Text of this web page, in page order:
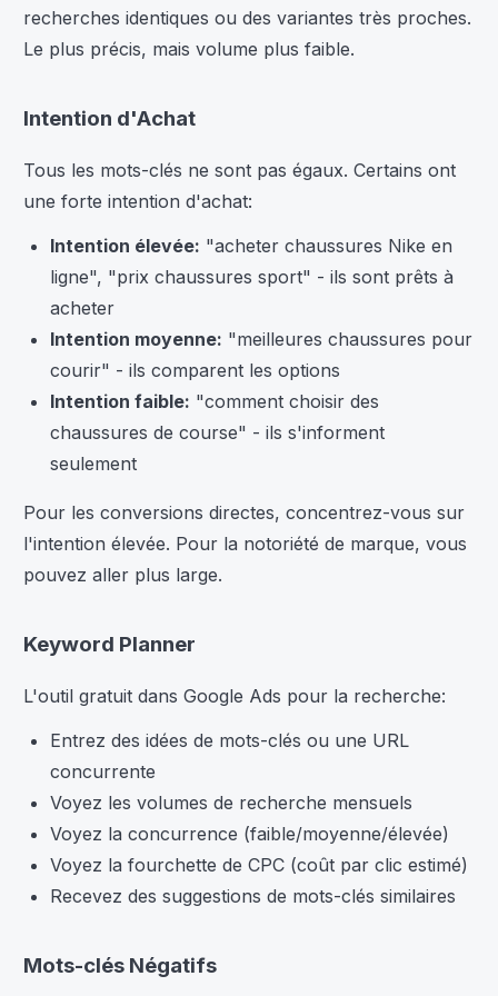
recherches identiques ou des variantes très proches.
Le plus précis, mais volume plus faible.
Intention d'Achat
Tous les mots-clés ne sont pas égaux. Certains ont
une forte intention d'achat:
Intention élevée: "acheter chaussures Nike en
ligne", "prix chaussures sport" - ils sont prêts à
acheter
Intention moyenne: "meilleures chaussures pour
courir" - ils comparent les options
Intention faible: "comment choisir des
chaussures de course" - ils s'informent
seulement
Pour les conversions directes, concentrez-vous sur
l'intention élevée. Pour la notoriété de marque, vous
pouvez aller plus large.
Keyword Planner
L'outil gratuit dans Google Ads pour la recherche:
Entrez des idées de mots-clés ou une URL
concurrente
Voyez les volumes de recherche mensuels
Voyez la concurrence (faible/moyenne/élevée)
Voyez la fourchette de CPC (coût par clic estimé)
Recevez des suggestions de mots-clés similaires
Mots-clés Négatifs